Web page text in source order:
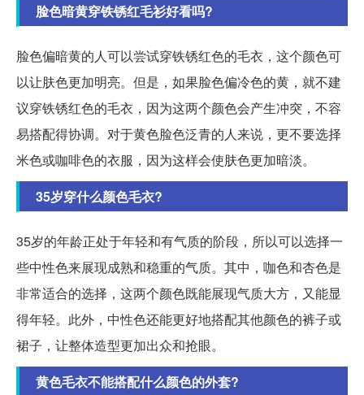
脸色暗黄穿铁锈红毛衫好看吗?
脸色偏暗黄的人可以尝试穿铁锈红色的毛衣，这个颜色可
以让肤色更加明亮。但是，如果脸色偏冷色的黄，就不建
议穿铁锈红色的毛衣，因为这两个颜色会产生冲突，不容
易搭配得协调。对于黄色脸色泛青的人来说，更不要选择
米色或咖啡色的衣服，因为这样会使肤色更加暗淡。
35岁穿什么颜色毛衣?
35岁的年龄正处于年轻和有气质的阶段，所以可以选择一
些中性色来展现成熟和稳重的气质。其中，咖色和杏色是
非常适合的选择，这两个颜色既能展现气质大方，又能显
得年轻。此外，中性色还能更好地搭配其他颜色的裤子或
裙子，让整体造型更加出众和抢眼。
黄色毛衣不能搭配什么颜色的外套?